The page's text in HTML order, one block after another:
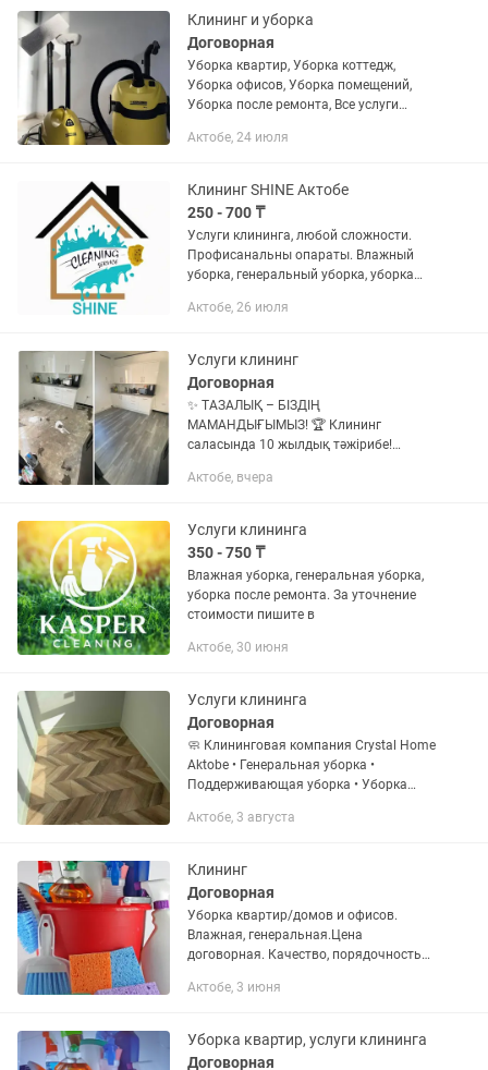
Клининг и уборка
Договорная
Уборка квартир, Уборка коттедж,
Уборка офисов, Уборка помещений,
Уборка после ремонта, Все услуги
качественно! Меня зовут Рауза
Актобе, 24 июля
Клининг SHINE Актобе
250 - 700 ₸
Услуги клининга, любой сложности.
Профисанальны опараты. Влажный
уборка, генеральный уборка, уборка
После ремонта. Общаться по номеру о
Актобе, 26 июля
Услуги клининг
Договорная
✨ ТАЗАЛЫҚ – БІЗДІҢ
МАМАНДЫҒЫМЫЗ! 🏆 Клининг
саласында 10 жылдық тәжірибе!
коммерциялық нысаныңызды
Күнделікті тазалау ✅ Кеңсе...
Актобе, вчера
Услуги клининга
350 - 750 ₸
Влажная уборка, генеральная уборка,
уборка после ремонта. За уточнение
стоимости пишите в
Актобе, 30 июня
Услуги клининга
Договорная
🧼 Клининговая компания Crystal Home
Aktobe • Генеральная уборка •
Поддерживающая уборка • Уборка
без лишних хлопот Быстро •
Актобе, 3 августа
Клининг
Договорная
Уборка квартир/домов и офисов.
Влажная, генеральная.Цена
договорная. Качество, порядочность
Актобе, 3 июня
Уборка квартир, услуги клининга
Договорная